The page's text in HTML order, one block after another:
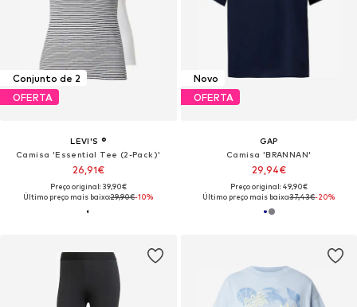
Conjunto de 2
OFERTA
LEVI'S ®
Camisa 'Essential Tee (2-Pack)'
26,91€
Preço original: 39,90€
Último preço mais baixo:29,90€-10%
Novo
OFERTA
GAP
Camisa 'BRANNAN'
29,94€
Preço original: 49,90€
Último preço mais baixo:37,43€-20%